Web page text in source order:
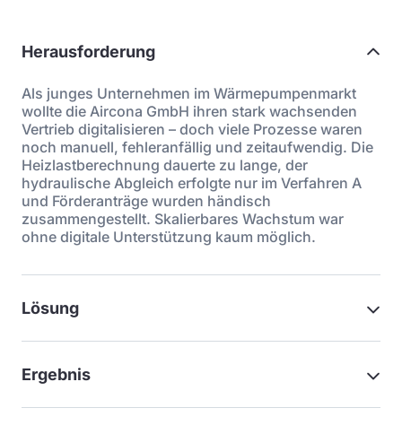
Herausforderung
Als junges Unternehmen im Wärmepumpenmarkt
wollte die Aircona GmbH ihren stark wachsenden
Vertrieb digitalisieren – doch viele Prozesse waren
noch manuell, fehleranfällig und zeitaufwendig. Die
Heizlastberechnung dauerte zu lange, der
hydraulische Abgleich erfolgte nur im Verfahren A
und Förderanträge wurden händisch
zusammengestellt. Skalierbares Wachstum war
ohne digitale Unterstützung kaum möglich.
Lösung
Ergebnis